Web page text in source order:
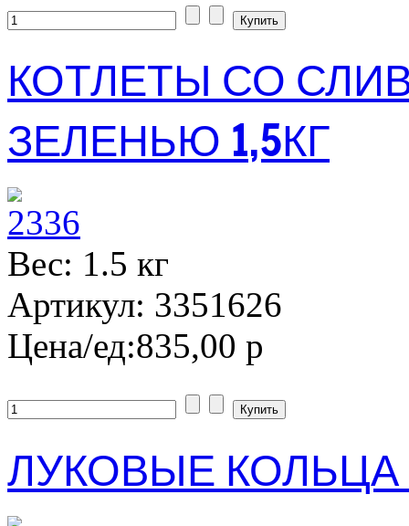
КОТЛЕТЫ СО
ЗЕЛЕНЬЮ 1,5КГ
Вес: 1.5 кг
Артикул: 3351626
Цена/ед:835,00 р
ЛУКОВЫЕ КОЛЬЦА